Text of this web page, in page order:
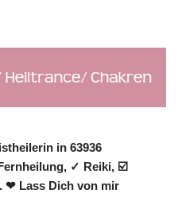
in 63936
✓ Reiki, ☑️
❤ Lass Dich von mir